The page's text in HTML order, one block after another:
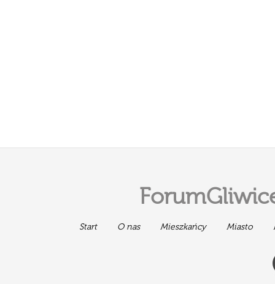
Start O nas Mieszkańcy Miasto